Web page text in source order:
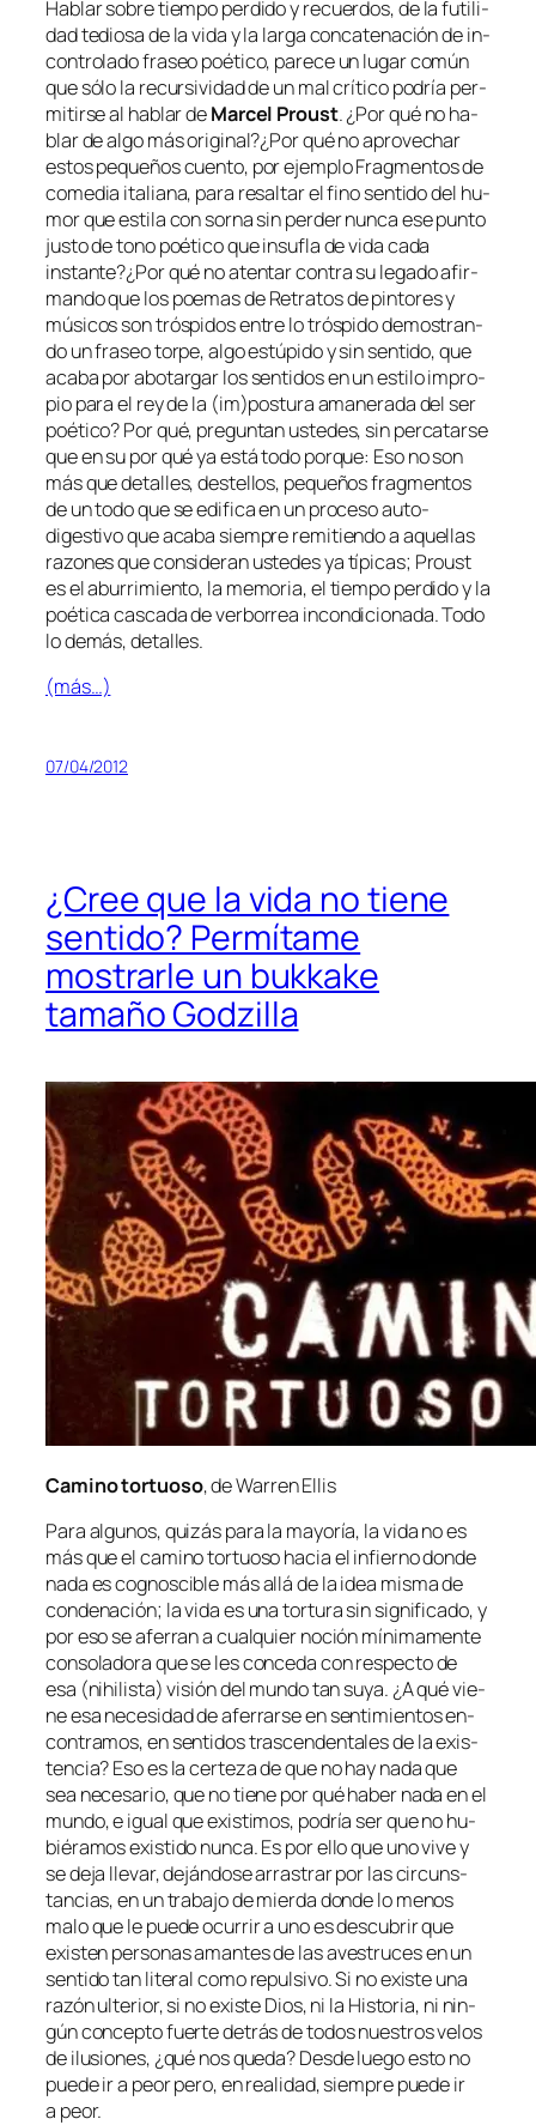
Hablar so­bre tiem­po per­di­do y re­cuer­dos, de la fu­ti­li­
dad te­dio­sa de la vi­da y la lar­ga con­ca­te­na­ción de in­
con­tro­la­do fra­seo poé­ti­co, pa­re­ce un lu­gar co­mún
que só­lo la re­cur­si­vi­dad de un mal crí­ti­co po­dría per­
mi­tir­se al ha­blar deMarcel Proust. ¿Por qué no ha­
blar de al­go más original?¿Por qué no apro­ve­char
es­tos pe­que­ños cuen­to, por ejem­plo Fragmentos de
co­me­dia ita­lia­na, pa­ra re­sal­tar el fino sen­ti­do del hu­
mor que es­ti­la con sor­na sin per­der nun­ca ese pun­to
jus­to de tono poé­ti­co que in­su­fla de vi­da ca­da
instante?¿Por qué no aten­tar con­tra su le­ga­do afir­
man­do que los poe­mas de Retratos de pin­to­res y
mú­si­cos son trós­pi­dos en­tre lo trós­pi­do de­mos­tran­
do un fra­seo tor­pe, al­go es­tú­pi­do y sin sen­ti­do, que
aca­ba por abo­tar­gar los sen­ti­dos en un es­ti­lo im­pro­
pio pa­ra el rey de la (im)postura ama­ne­ra­da del ser
poé­ti­co? Por qué, pre­gun­tan us­te­des, sin per­ca­tar­se
que en su por qué ya es­tá to­do por­que: Eso no son
más que de­ta­lles, des­te­llos, pe­que­ños frag­men­tos
de un to­do que se edi­fi­ca en un pro­ce­so auto-
digestivo que aca­ba siem­pre re­mi­tien­do a aque­llas
ra­zo­nes que con­si­de­ran us­te­des ya tí­pi­cas; Proust
esel abu­rri­mien­to, la me­mo­ria, el tiem­po per­di­do y la
poé­ti­ca cas­ca­da de ver­bo­rrea in­con­di­cio­na­da. Todo
lo de­más, detalles.
(más…)
07/04/2012
¿Cree que la vida no tiene
sentido? Permítame
mostrarle un bukkake
tamaño Godzilla
Camino tor­tuo­so, de Warren Ellis
Para al­gu­nos, qui­zás pa­ra la ma­yo­ría, la vi­da no es
más que el ca­mino tor­tuo­so ha­cia el in­fierno don­de
na­da es cog­nos­ci­ble más allá de la idea mis­ma de
con­de­na­ción; la vi­da es una tor­tu­ra sin sig­ni­fi­ca­do, y
por eso se afe­rran a cual­quier no­ción mí­ni­ma­men­te
con­so­la­do­ra que se les con­ce­da con res­pec­to de
esa (nihi­lis­ta) vi­sión del mun­do tan su­ya. ¿A qué vie­
ne esa ne­ce­si­dad de afe­rrar­se en sen­ti­mien­tos en­
con­tra­mos, en sen­ti­dos tras­cen­den­ta­les de la exis­
ten­cia? Eso es la cer­te­za de que no hay na­da que
sea ne­ce­sa­rio, que no tie­ne por qué ha­ber na­da en el
mun­do, e igual que exis­ti­mos, po­dría ser que no hu­
bié­ra­mos exis­ti­do nun­ca. Es por ello que uno vi­ve y
se de­ja lle­var, de­ján­do­se arras­trar por las cir­cuns­
tan­cias, en un tra­ba­jo de mier­da don­de lo me­nos
ma­lo que le pue­de ocu­rrir a uno es des­cu­brir que
exis­ten per­so­nas aman­tes de las aves­tru­ces en un
sen­ti­do tan li­te­ral co­mo re­pul­si­vo. Si no exis­te una
ra­zón ul­te­rior, si no exis­te Dios, ni la Historia, ni nin­
gún con­cep­to fuer­te de­trás de to­dos nues­tros ve­los
de ilu­sio­nes, ¿qué nos que­da? Desde lue­go es­to no
pue­de ir a peor pe­ro, en reali­dad, siem­pre pue­de ir
a peor.